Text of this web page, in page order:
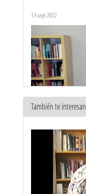
13 sept 2022
14 sept 2022
También te interesan